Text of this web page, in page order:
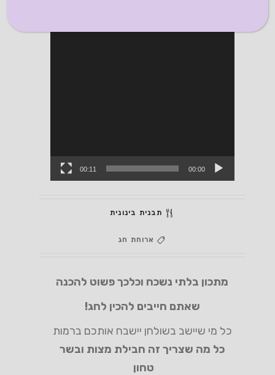
00:00
00:11
תבנית בינונית
ארוחת חג
מתכון בלתי נשכח וכלכך פשוט להכנה
שאתם חייבים להכין לחג!
כל מי שיישב בשולחן יישבח אותכם ברמות
כל מה שצריך זה חבילת מצות ובשר
טחון